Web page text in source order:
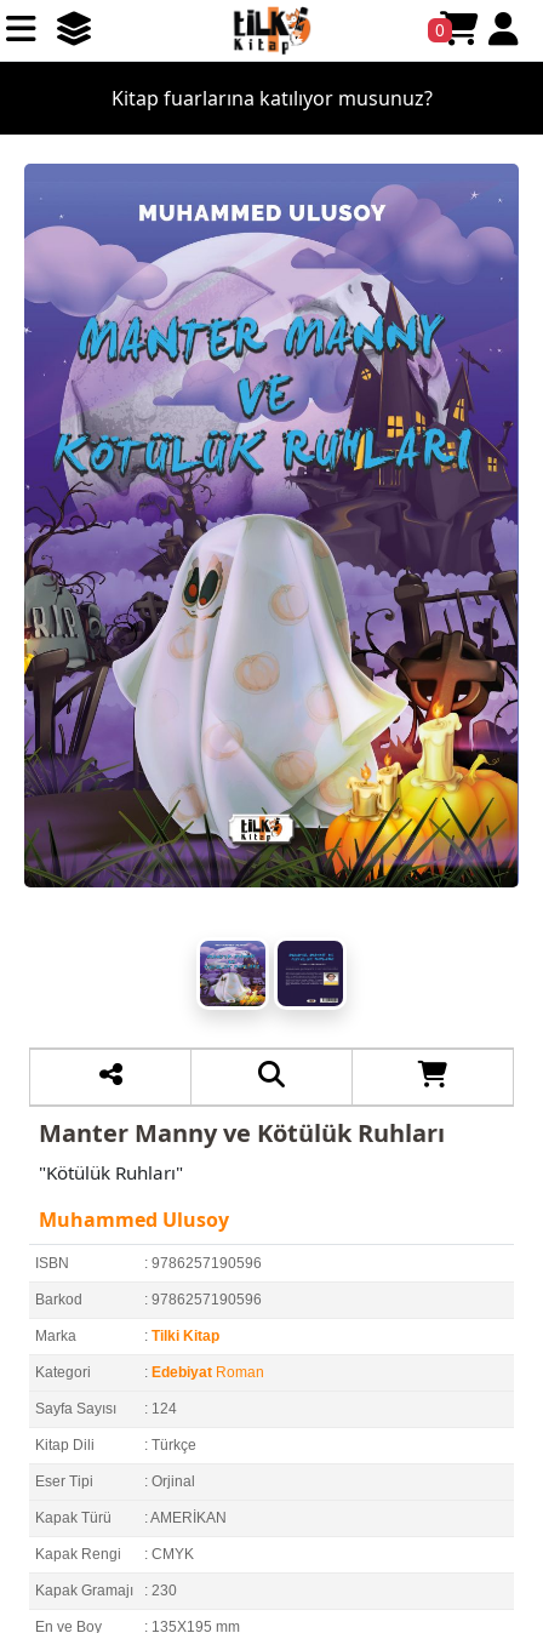
0
Kitap fuarlarına katılıyor musunuz?
Manter Manny ve Kötülük Ruhları
"Kötülük Ruhları"
Muhammed Ulusoy
ISBN : 9786257190596
Barkod : 9786257190596
Marka : Tilki Kitap
Kategori : Edebiyat Roman
Sayfa Sayısı : 124
Kitap Dili : Türkçe
Eser Tipi : Orjinal
Kapak Türü : AMERİKAN
Kapak Rengi : CMYK
Kapak Gramajı : 230
En ve Boy : 135X195 mm